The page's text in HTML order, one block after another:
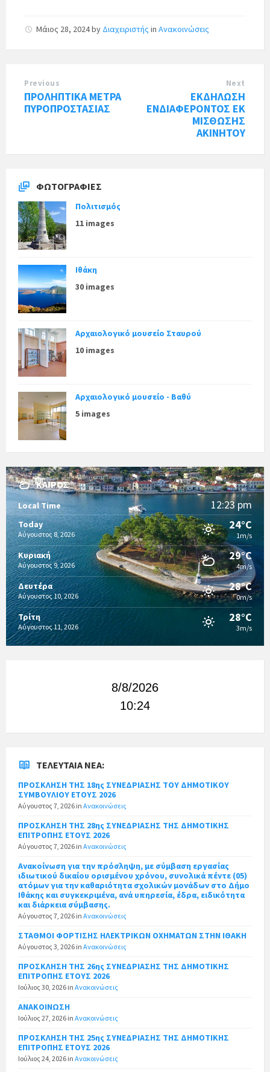
Μάιος 28, 2024by Διαχειριστής in Ανακοινώσεις
Previous
ΠΡΟΛΗΠΤΙΚΑ ΜΕΤΡΑ
ΠΥΡΟΠΡΟΣΤΑΣΙΑΣ
Next
ΕΚΔΗΛΩΣΗ
ΕΝΔΙΑΦΕΡΟΝΤΟΣ ΕΚ
ΜΙΣΘΩΣΗΣ
ΑΚΙΝΗΤΟΥ
ΦΩΤΟΓΡΑΦΊΕΣ
Πολιτισμός
11 images
Ιθάκη
30 images
Αρχαιολογικό μουσείο Σταυρού
10 images
Αρχαιολογικό μουσείο - Βαθύ
5 images
ΚΑΙΡΌΣ
Local Time 12:23 pm
Today
Αύγουστος 8, 2026
24°C
1m/s
Κυριακή
Αύγουστος 9, 2026
29°C
4m/s
Δευτέρα
Αύγουστος 10, 2026
28°C
0m/s
Τρίτη
Αύγουστος 11, 2026
28°C
3m/s
8/8/2026
10:24
ΤΕΛΕΥΤΑΊΑ ΝΈΑ:
ΠΡΟΣΚΛΗΣΗ ΤΗΣ 18ης ΣΥΝΕΔΡΙΑΣΗΣ ΤΟΥ ΔΗΜΟΤΙΚΟΥ
ΣΥΜΒΟΥΛΙΟΥ ΕΤΟΥΣ 2026
Αύγουστος 7, 2026 in Ανακοινώσεις
ΠΡΟΣΚΛΗΣΗ ΤΗΣ 28ης ΣΥΝΕΔΡΙΑΣΗΣ ΤΗΣ ΔΗΜΟΤΙΚΗΣ
ΕΠΙΤΡΟΠΗΣ ΕΤΟΥΣ 2026
Αύγουστος 7, 2026 in Ανακοινώσεις
Ανακοίνωση για την πρόσληψη, με σύμβαση εργασίας
ιδιωτικού δικαίου ορισμένου χρόνου, συνολικά πέντε (05)
ατόμων για την καθαριότητα σχολικών μονάδων στο Δήμο
Ιθάκης και συγκεκριμένα, ανά υπηρεσία, έδρα, ειδικότητα
και διάρκεια σύμβασης.
Αύγουστος 7, 2026 in Ανακοινώσεις
ΣΤΑΘΜΟΙ ΦΟΡΤΙΣΗΣ ΗΛΕΚΤΡΙΚΩΝ ΟΧΗΜΑΤΩΝ ΣΤΗΝ ΙΘΑΚΗ
Αύγουστος 3, 2026 in Ανακοινώσεις
ΠΡΟΣΚΛΗΣΗ ΤΗΣ 26ης ΣΥΝΕΔΡΙΑΣΗΣ ΤΗΣ ΔΗΜΟΤΙΚΗΣ
ΕΠΙΤΡΟΠΗΣ ΕΤΟΥΣ 2026
Ιούλιος 30, 2026 in Ανακοινώσεις
ΑΝΑΚΟΙΝΩΣΗ
Ιούλιος 27, 2026 in Ανακοινώσεις
ΠΡΟΣΚΛΗΣΗ ΤΗΣ 25ης ΣΥΝΕΔΡΙΑΣΗΣ ΤΗΣ ΔΗΜΟΤΙΚΗΣ
ΕΠΙΤΡΟΠΗΣ ΕΤΟΥΣ 2026
Ιούλιος 24, 2026 in Ανακοινώσεις